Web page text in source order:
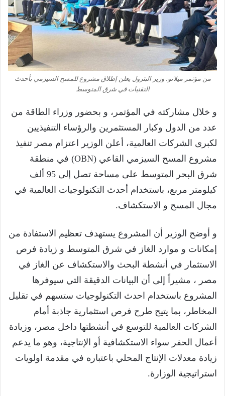
من مؤتمر ميلانو: وزير البترول يعلن إطلاق مشروع للمسح السيزمي بأحدث
التقنيات في شرق المتوسط
و خلال مشاركته في المؤتمر، و بحضور وزراء الطاقة من
عدد من الدول وكبار المستثمرين والرؤساء التنفيذيين
لكبرى الشركات العالمية، أعلن الوزير اعتزام مصر تنفيذ
مشروع المسح السيزمي القاعي (OBN) في منطقة
شرق البحر المتوسط على مساحة تصل إلى 95 ألف
كيلومتر مربع، باستخدام أحدث التكنولوجيات العالمية في
مجال المسح و الاستكشاف.
و أوضح الوزير أن المشروع يستهدف تعظيم الاستفادة من
إمكانات و موارد الغاز في شرق المتوسط و زيادة فرص
الاستثمار في أنشطة البحث والاستكشاف عن الغاز في
مصر ، مشيراً إلى أن البيانات الدقيقة التي سيوفرها
المشروع باستخدام احدث التكنولوجيات ستسهم في تقليل
المخاطر، بما يتيح طرح فرص استثمارية جاذبة أمام
الشركات العالمية للتوسع في أنشطتها داخل مصر، وزيادة
أعمال الحفر سواء الاستكشافية أو الإنتاجية، وهو ما يدعم
زيادة معدلات الإنتاج المحلي باعتباره في مقدمة اولويات
استراتيجية الوزارة.